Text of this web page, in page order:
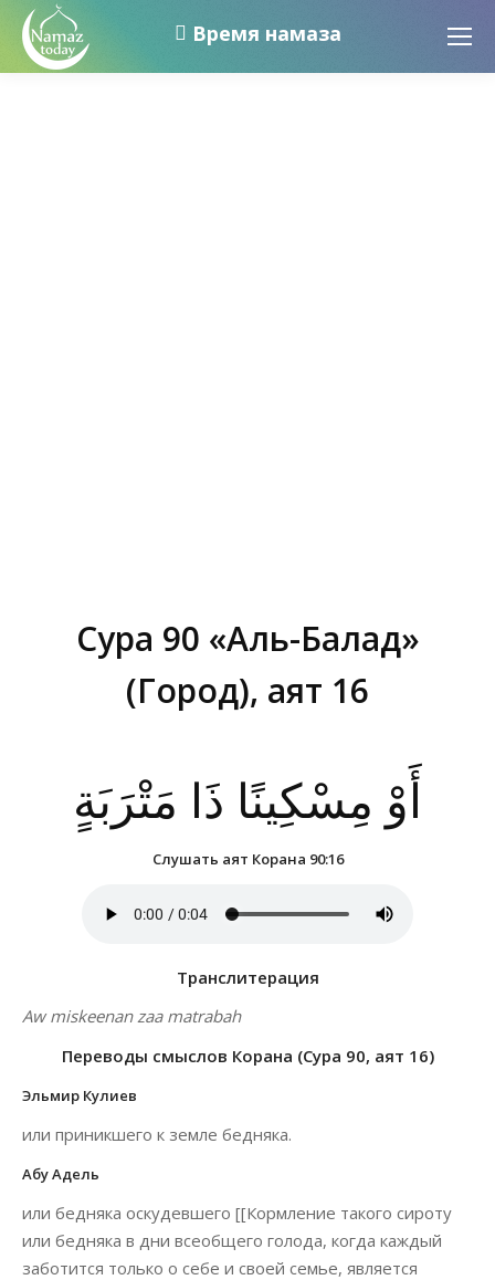
Время намаза
Сура 90 «Аль-Балад»
(Город), аят 16
أَوْ مِسْكِينًا ذَا مَتْرَبَةٍ
Слушать аят Корана 90:16
Транслитерация
Aw miskeenan zaa matrabah
Переводы смыслов Корана (Сура 90, аят 16)
Эльмир Кулиев
или приникшего к земле бедняка.
Абу Адель
или бедняка оскудевшего [[Кормление такого сироту
или бедняка в дни всеобщего голода, когда каждый
заботится только о себе и своей семье, является